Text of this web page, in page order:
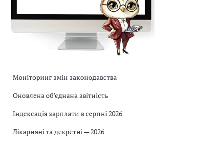
Моніторинг змін законодавства
Оновлена об’єднана звітність
Індексація зарплати в серпні 2026
Лікарняні та декретні — 2026